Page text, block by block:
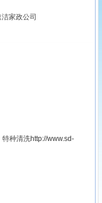
家政公司
特种清洗http://www.sd-